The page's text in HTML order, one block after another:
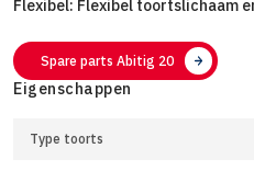
Flexibel: Flexibel toortslichaam
Spare parts Abitig 20
Eigenschappen
Type toorts